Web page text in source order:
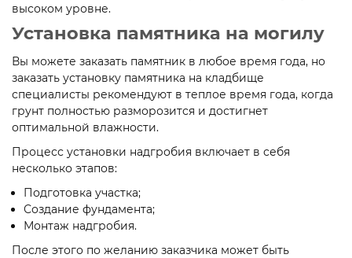
высоком уровне.
Установка памятника на могилу
Вы можете заказать памятник в любое время года, но
заказать установку памятника на кладбище
специалисты рекомендуют в теплое время года, когда
грунт полностью разморозится и достигнет
оптимальной влажности.
Процесс установки надгробия включает в себя
несколько этапов:
Подготовка участка;
Создание фундамента;
Монтаж надгробия.
После этого по желанию заказчика может быть